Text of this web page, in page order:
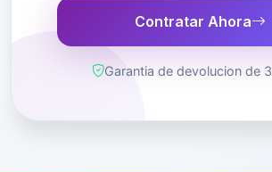
Contratar Ahora
Garantia de devolucion de